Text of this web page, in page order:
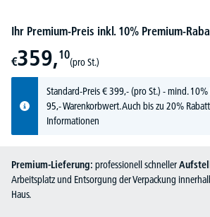
Ihr Premium-Preis inkl. 10% Premium-
€359,10
(pro St.)
Standard-Preis€399,-(pro St.) - mind.
95,- Warenkorbwert. Auch bis zu 20%
Informationen
Premium-Lieferung: professionell schneller
Arbeitsplatz und Entsorgung der Verpackung
Haus.